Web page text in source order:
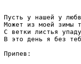
Пусть у нашей у
Может из моей зимы
С ветки листья
В это день я без
Припев: